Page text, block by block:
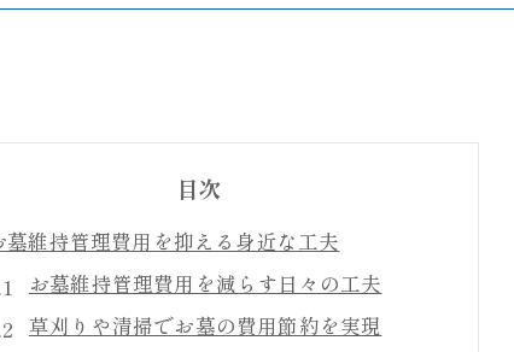
目次
墓維持管理費用を抑える身近な工夫
お墓維持管理費用を減らす日々の工夫
草刈りや清掃でお墓の費用節約を実現